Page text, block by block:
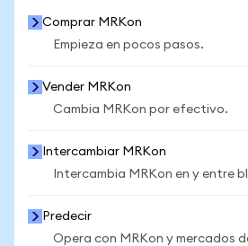
Comprar MRKon
Empieza en pocos pasos.
Vender MRKon
Cambia MRKon por efectivo.
Intercambiar MRKon
Intercambia MRKon en y entre
Predecir
Opera con MRKon y mercados